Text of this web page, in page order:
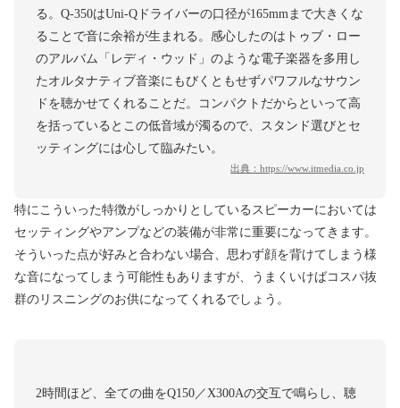
る。Q-350はUni-Qドライバーの口径が165mmまで大きくな
ることで音に余裕が生まれる。感心したのはトゥブ・ロー
のアルバム「レディ・ウッド」のような電子楽器を多用し
たオルタナティブ音楽にもびくともせずパワフルなサウン
ドを聴かせてくれることだ。コンパクトだからといって高
を括っているとこの低音域が濁るので、スタンド選びとセ
ッティングには心して臨みたい。
出典： https://www.itmedia.co.jp
特にこういった特徴がしっかりとしているスピーカーにおいては
セッティングやアンプなどの装備が非常に重要になってきます。
そういった点が好みと合わない場合、思わず顔を背けてしまう様
な音になってしまう可能性もありますが、うまくいけばコスパ抜
群のリスニングのお供になってくれるでしょう。
2時間ほど、全ての曲をQ150／X300Aの交互で鳴らし、聴